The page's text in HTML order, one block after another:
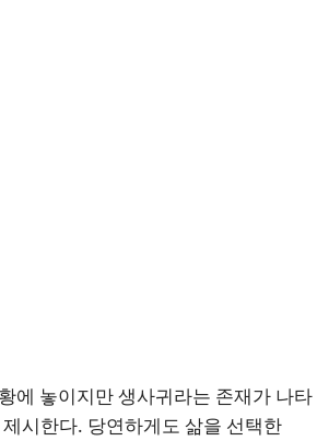
에 놓이지만 생사귀라는 존재가 나타
시한다. 당연하게도 삶을 선택한